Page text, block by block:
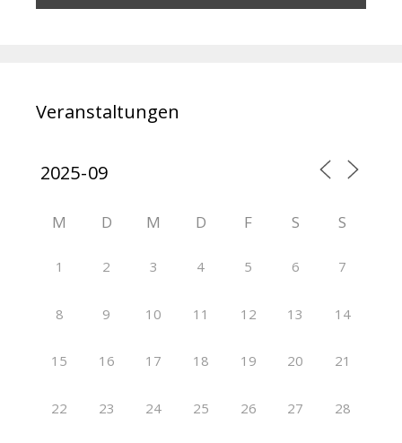
Veranstaltungen
M D M D F S S
1 2 3 4 5 6 7
8 9 10 11 12 13 14
15 16 17 18 19 20 21
22 23 24 25 26 27 28